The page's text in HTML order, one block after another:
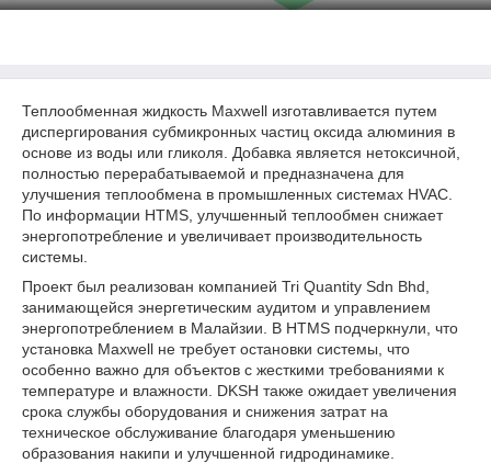
Теплообменная жидкость Maxwell изготавливается путем
диспергирования субмикронных частиц оксида алюминия в
основе из воды или гликоля. Добавка является нетоксичной,
полностью перерабатываемой и предназначена для
улучшения теплообмена в промышленных системах HVAC.
По информации HTMS, улучшенный теплообмен снижает
энергопотребление и увеличивает производительность
системы.
Проект был реализован компанией Tri Quantity Sdn Bhd,
занимающейся энергетическим аудитом и управлением
энергопотреблением в Малайзии. В HTMS подчеркнули, что
установка Maxwell не требует остановки системы, что
особенно важно для объектов с жесткими требованиями к
температуре и влажности. DKSH также ожидает увеличения
срока службы оборудования и снижения затрат на
техническое обслуживание благодаря уменьшению
образования накипи и улучшенной гидродинамике.